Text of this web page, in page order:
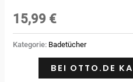
15,99 €
Kategorie: Badetücher
BEI OTTO.DE